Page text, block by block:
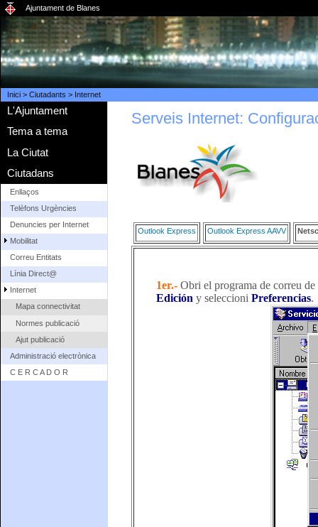
Ajuntament de Blanes
Inici> Ciutadants > Internet
L'Ajuntament
Tema a tema
La Ciutat
Ciutadans
Enllaços
Telèfons Urgències
Denuncies per Internet
Mobilitat
Correu Entitats
Línia Direct@
Internet
Mapa connectivitat
Normes publicació
Ajut publicació
Administració electrònica
C E R C A D O R
Serveis Internet:
Outlook Express Outlook Express AAVV
1er.-Obri el programa de correu de
Edición y seleccioni Preferencias.